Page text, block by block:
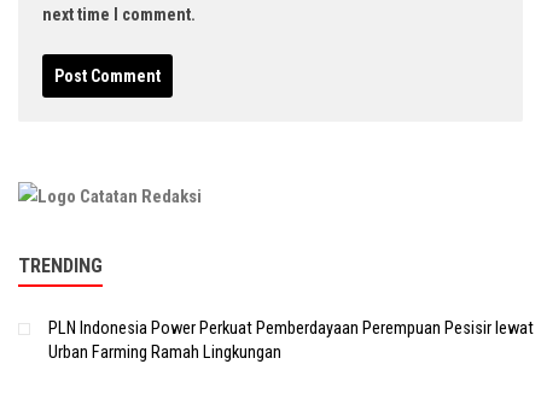
next time I comment.
TRENDING
PLN Indonesia Power Perkuat Pemberdayaan Perempuan Pesisir lewat
Urban Farming Ramah Lingkungan